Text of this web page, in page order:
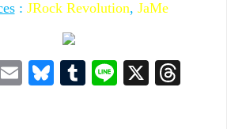
: JRock Revolution, JaMe
E
Bl T
Li X